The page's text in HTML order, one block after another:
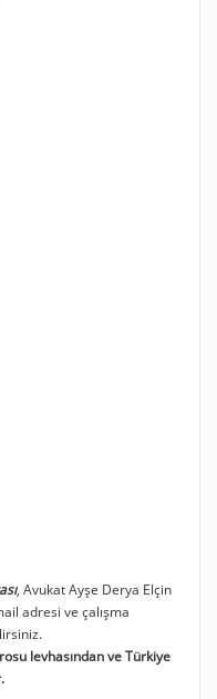
, Avukat Ayşe Derya Elçin
adresi ve çalışma
levhasından ve Türkiye